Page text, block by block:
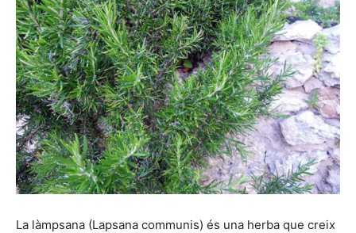
La làmpsana (Lapsana communis) és una herba que creix